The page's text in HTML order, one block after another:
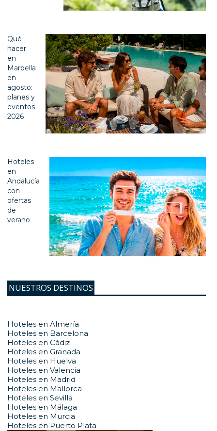
Qué
hacer
en
Marbella
en
agosto:
planes y
eventos
2026
Hoteles
en
Andalucía
con
ofertas
de
verano
NUESTROS DESTINOS
Hoteles en Almería
Hoteles en Barcelona
Hoteles en Cádiz
Hoteles en Granada
Hoteles en Huelva
Hoteles en Valencia
Hoteles en Madrid
Hoteles en Mallorca
Hoteles en Sevilla
Hoteles en Málaga
Hoteles en Murcia
Hoteles en Puerto Plata